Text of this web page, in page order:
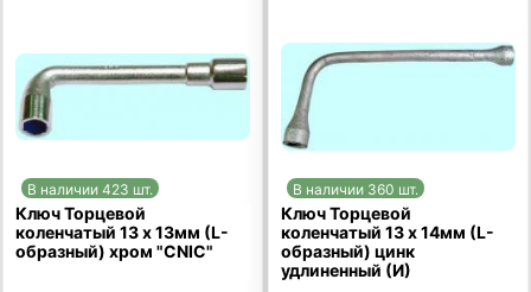
В наличии 423 шт.
Ключ Торцевой
коленчатый 13 х 13мм (L-
образный) хром "CNIC"
В наличии 360 шт.
Ключ Торцевой
коленчатый 13 х 14мм (L-
образный) цинк
удлиненный (И)